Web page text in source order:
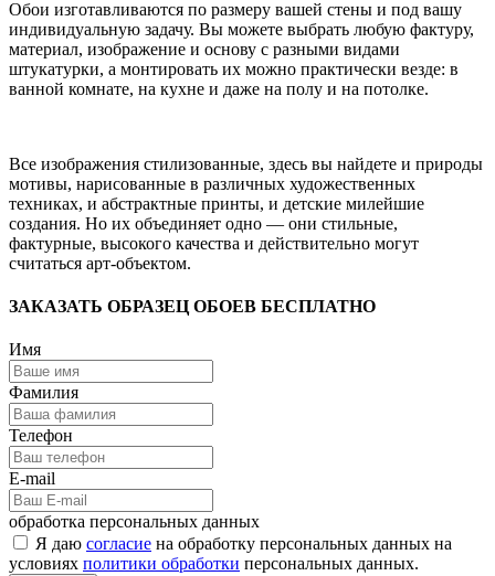
Обои изготавливаются по размеру вашей стены и под вашу
индивидуальную задачу. Вы можете выбрать любую фактуру,
материал, изображение и основу с разными видами
штукатурки, а монтировать их можно практически везде: в
ванной комнате, на кухне и даже на полу и на потолке.
Все изображения стилизованные, здесь вы найдете и природы
мотивы, нарисованные в различных художественных
техниках, и абстрактные принты, и детские милейшие
создания. Но их объединяет одно — они стильные,
фактурные, высокого качества и действительно могут
считаться арт-объектом.
ЗАКАЗАТЬ ОБРАЗЕЦ ОБОЕВ БЕСПЛАТНО
Имя
Фамилия
Телефон
E-mail
обработка персональных данных
Я даю согласие на обработку персональных данных на
условиях политики обработки персональных данных.